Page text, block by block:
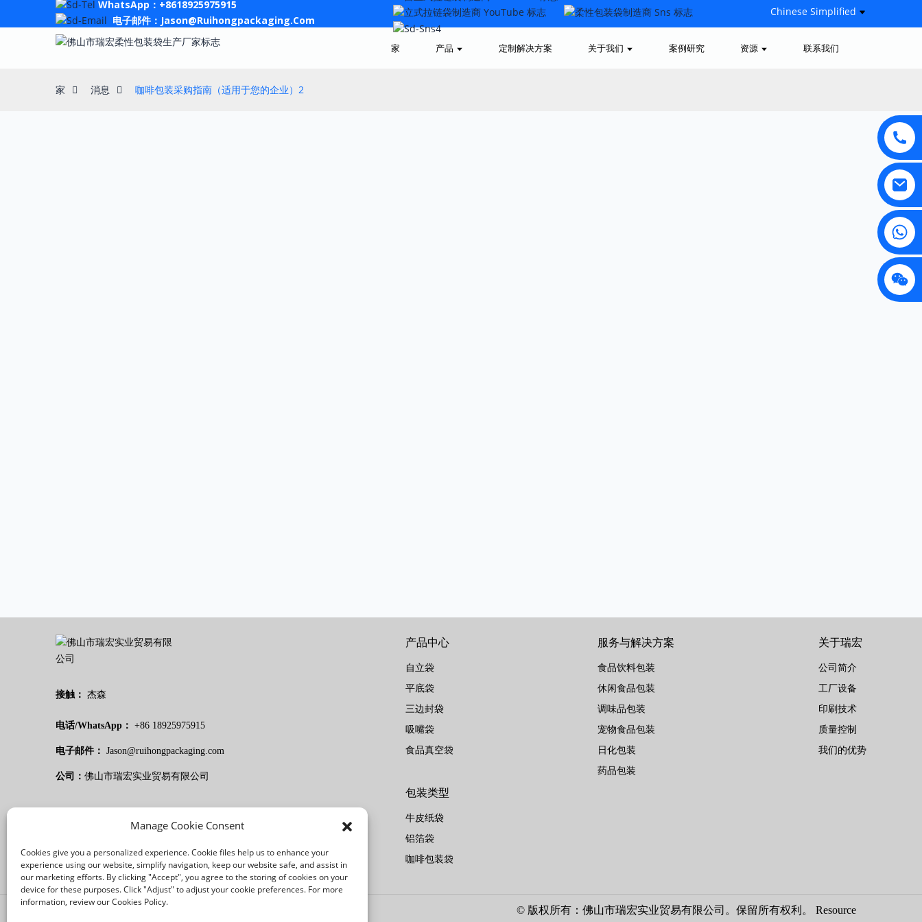
WhatsApp：+8618925975915
电子邮件：Jason@ruihongpackaging.com
Chinese Simplified
家 产品 定制解决方案 关于我们 案例研究 资源 联系我们
家 消息 咖啡包装采购指南（适用于您的企业）2
接触： 杰森
电话/WhatsApp： +86 18925975915
电子邮件： Jason@ruihongpackaging.com
公司： 佛山市瑞宏实业贸易有限公司
产品中心
自立袋
平底袋
三边封袋
吸嘴袋
食品真空袋
包装类型
牛皮纸袋
铝箔袋
咖啡包装袋
服务与解决方案
食品饮料包装
休闲食品包装
调味品包装
宠物食品包装
日化包装
药品包装
关于瑞宏
公司简介
工厂设备
印刷技术
质量控制
我们的优势
Cookie政策 © 版权所有：佛山市瑞宏实业贸易有限公司。保留所有权利。Resource
Manage Cookie Consent
Cookies give you a personalized experience. Cookie files help us to enhance your
experience using our website, simplify navigation, keep our website safe, and assist in
our marketing efforts. By clicking "Accept", you agree to the storing of cookies on your
device for these purposes. Click "Adjust" to adjust your cookie preferences. For more
information, review our Cookies Policy.